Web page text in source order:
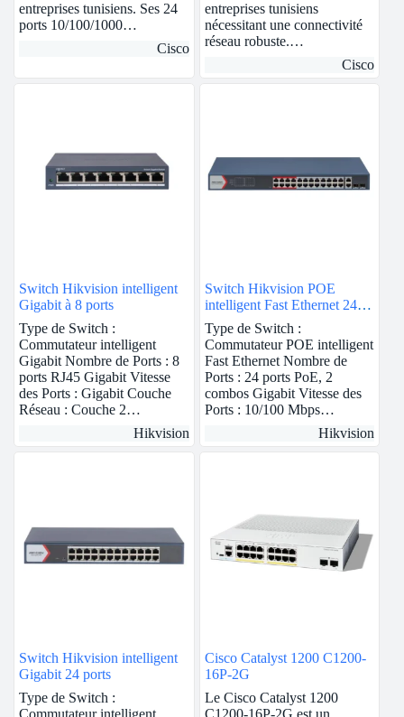
entreprises tunisiens. Ses 24
ports 10/100/1000…
Cisco
entreprises tunisiens
nécessitant une connectivité
réseau robuste.…
Cisco
Switch Hikvision intelligent
Gigabit à 8 ports
Type de Switch :
Commutateur intelligent
Gigabit Nombre de Ports : 8
ports RJ45 Gigabit Vitesse
des Ports : Gigabit Couche
Réseau : Couche 2…
Hikvision
Switch Hikvision POE
intelligent Fast Ethernet 24
ports
Type de Switch :
Commutateur POE intelligent
Fast Ethernet Nombre de
Ports : 24 ports PoE, 2
combos Gigabit Vitesse des
Ports : 10/100 Mbps…
Hikvision
Switch Hikvision intelligent
Gigabit 24 ports
Type de Switch :
Commutateur intelligent
Cisco Catalyst 1200 C1200-
16P-2G
Le Cisco Catalyst 1200
C1200-16P-2G est un